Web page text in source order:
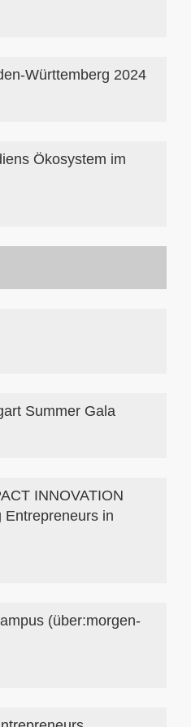
Württemberg 2024
Ökosystem im
Summer Gala
INNOVATION
Entrepreneurs in
(über:morgen-